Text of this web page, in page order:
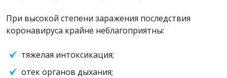
При высокой степени заражения последствия
коронавируса крайне неблагоприятны:
тяжелая интоксикация;
отек органов дыхания;